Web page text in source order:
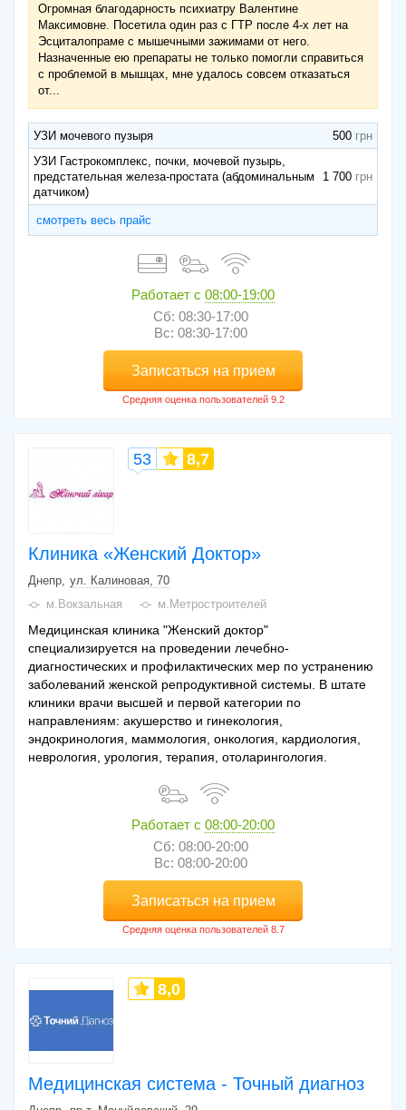
Огромная благодарность психиатру Валентине
Максимовне. Посетила один раз с ГТР после 4-х лет на
Эсциталопраме с мышечными зажимами от него.
Назначенные ею препараты не только помогли справиться
с проблемой в мышцах, мне удалось совсем отказаться
от...
УЗИ мочевого пузыря
500
УЗИ Гастрокомплекс, почки, мочевой пузырь,
предстательная железа-простата (абдоминальным
датчиком)
1 700
смотреть весь прайс
Работает с 08:00-19:00
Сб: 08:30-17:00
Вс: 08:30-17:00
Записаться на прием
Клиника «Женский Доктор»
53 8,7
Днепр ул. Калиновая, 70
м.Вокзальная
м.Метростроителей
Медицинская клиника "Женский доктор"
специализируется на проведении лечебно-
диагностических и профилактических мер по устранению
заболеваний женской репродуктивной системы. В штате
клиники врачи высшей и первой категории по
направлениям: акушерство и гинекология,
эндокринология, маммология, онкология, кардиология,
неврология, урология, терапия, отоларингология.
Работает с 08:00-20:00
Сб: 08:00-20:00
Вс: 08:00-20:00
Записаться на прием
Медицинская система - Точный диагноз
8,0